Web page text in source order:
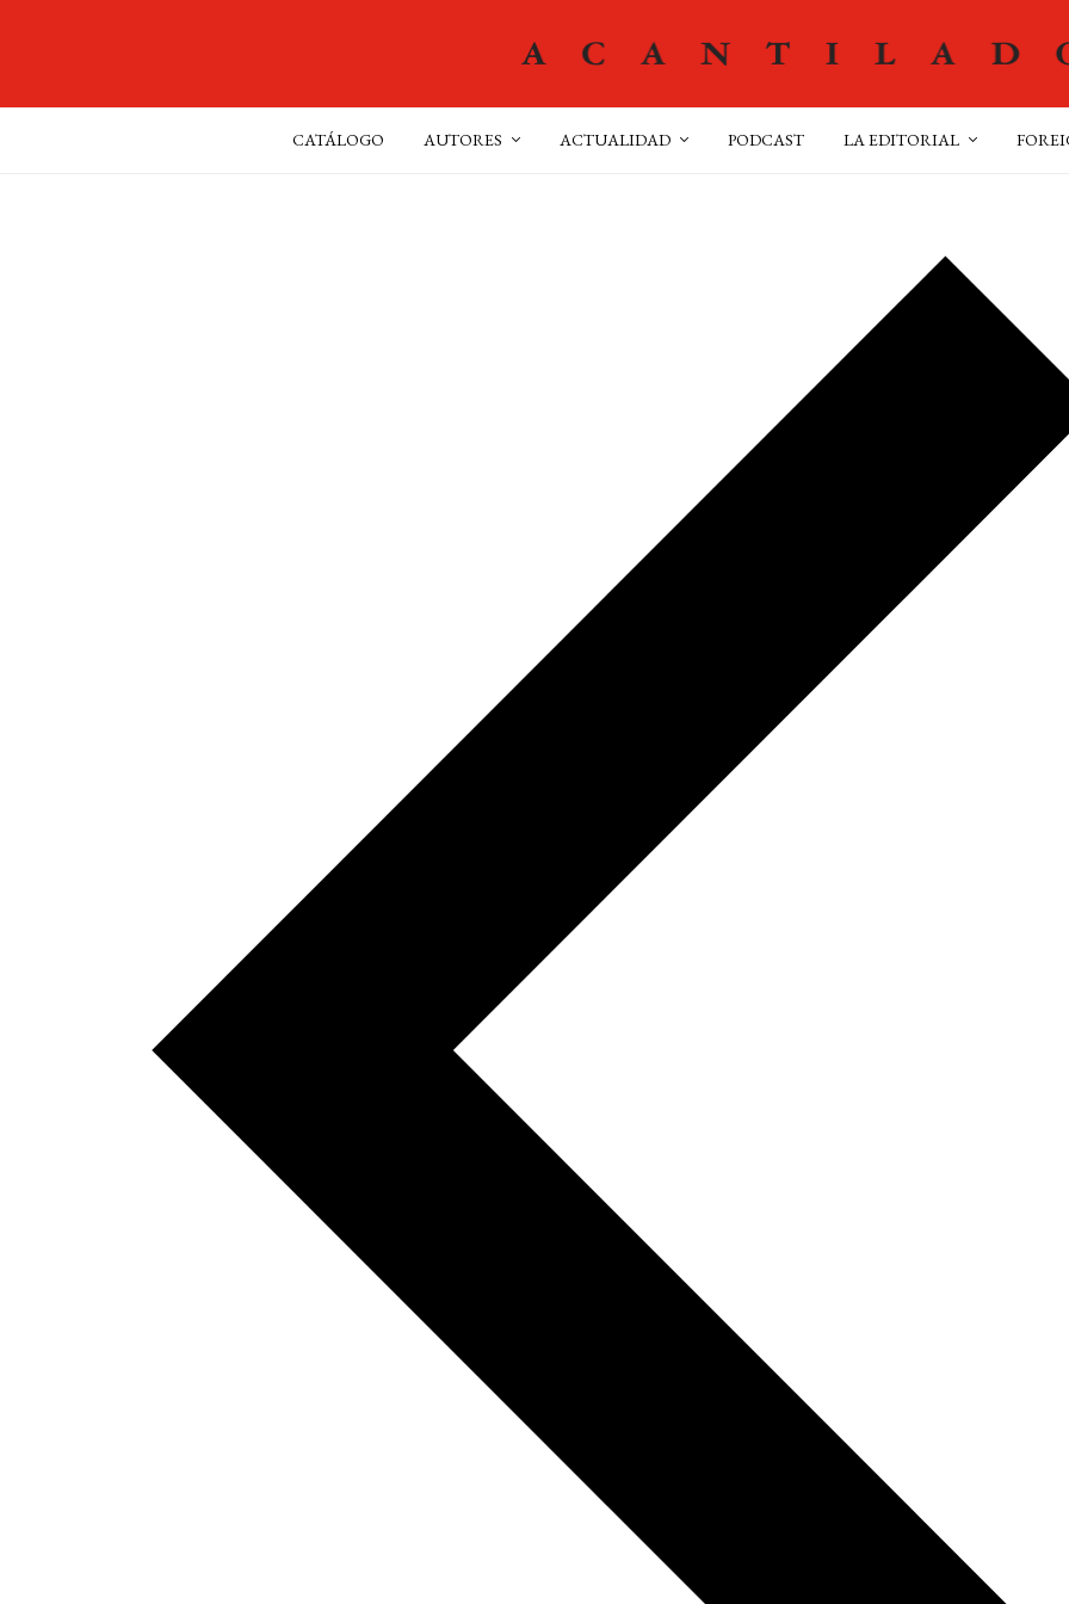
CATÁLOGO AUTORES ACTUALIDAD PODCAST LA EDITORIAL